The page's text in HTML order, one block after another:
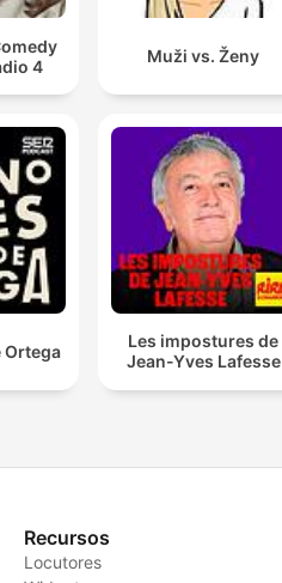
4
Muži vs. Ženy
Ortega
Les impostures de
Jean-Yves Lafesse
Recursos
Locutores